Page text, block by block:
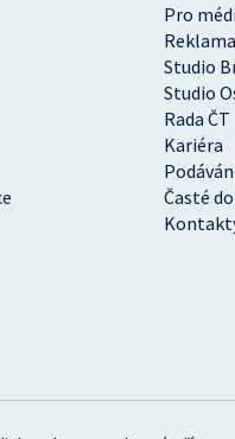
Pro
Reklama
Studio
Studio
Rada ČT
Kariéra
Časté